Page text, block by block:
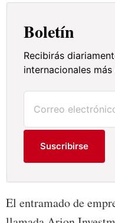
Boletín
Recibirás
internacionales
Suscribirse
El entramado de